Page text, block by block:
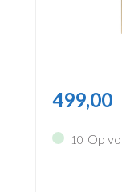
499,00
10 Op